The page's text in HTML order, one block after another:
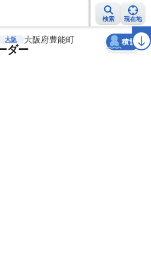
検索 現在地
地震情報 警報・注意報 2週間天気 ラ
大阪 大阪府豊能町
ダー
積雪
天気 台風